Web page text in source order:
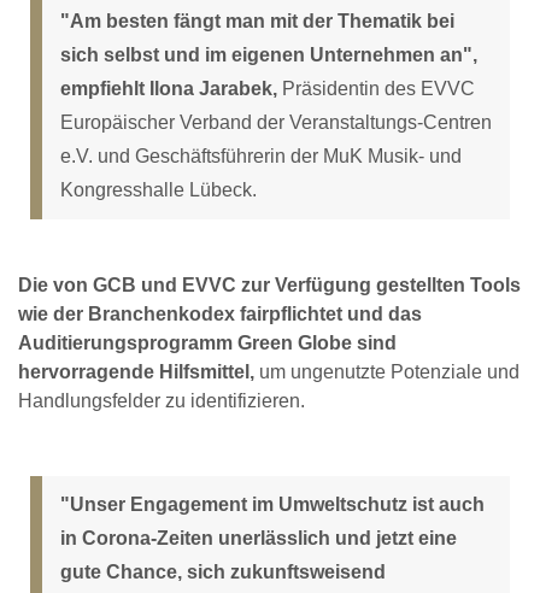
"Am besten fängt man mit der Thematik bei
sich selbst und im eigenen Unternehmen an",
empfiehlt Ilona Jarabek, Präsidentin des EVVC
Europäischer Verband der Veranstaltungs-Centren
e.V. und Geschäftsführerin der MuK Musik- und
Kongresshalle Lübeck.
Die von GCB und EVVC zur Verfügung gestellten Tools
wie der Branchenkodex fairpflichtet und das
Auditierungsprogramm Green Globe sind
hervorragende Hilfsmittel, um ungenutzte Potenziale und
Handlungsfelder zu identifizieren.
"Unser Engagement im Umweltschutz ist auch
in Corona-Zeiten unerlässlich und jetzt eine
gute Chance, sich zukunftsweisend